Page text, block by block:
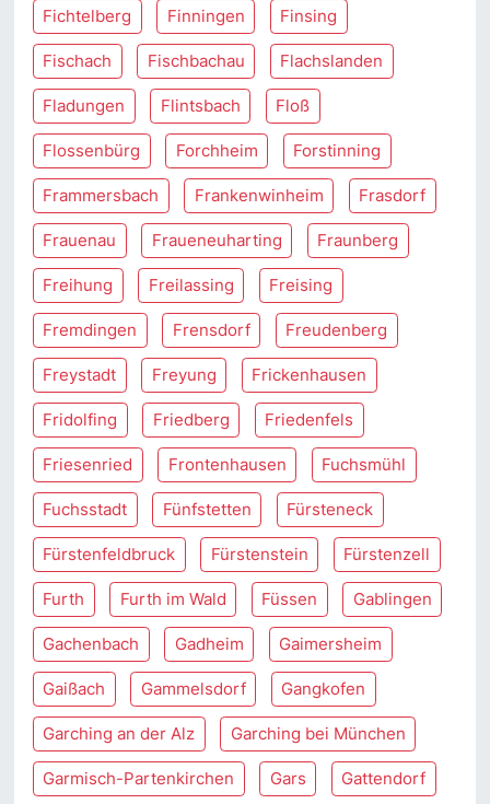
Fichtelberg Finningen Finsing
Fischach Fischbachau Flachslanden
Fladungen Flintsbach Floß
Flossenbürg Forchheim Forstinning
Frammersbach Frankenwinheim Frasdorf
Frauenau Fraueneuharting Fraunberg
Freihung Freilassing Freising
Fremdingen Frensdorf Freudenberg
Freystadt Freyung Frickenhausen
Fridolfing Friedberg Friedenfels
Friesenried Frontenhausen Fuchsmühl
Fuchsstadt Fünfstetten Fürsteneck
Fürstenfeldbruck Fürstenstein Fürstenzell
Furth Furth im Wald Füssen Gablingen
Gachenbach Gadheim Gaimersheim
Gaißach Gammelsdorf Gangkofen
Garching an der Alz Garching bei München
Garmisch-Partenkirchen Gars Gattendorf